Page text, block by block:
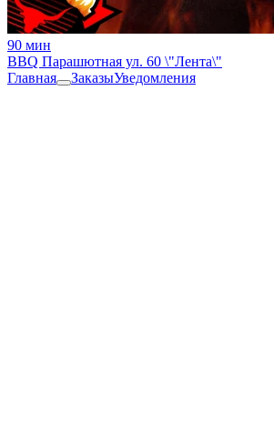
90 мин
BBQ Парашютная ул. 60 \"Лента\"
Главная
ЗаказыУведомления